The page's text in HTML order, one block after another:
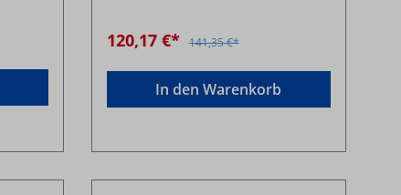
120,17 €* 141,35 €*
In den Warenkorb